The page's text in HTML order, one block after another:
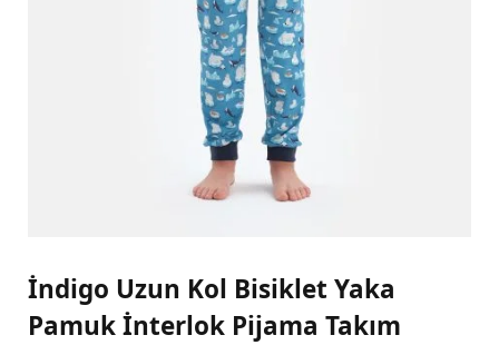
İndigo Uzun Kol Bisiklet Yaka
Pamuk İnterlok Pijama Takım